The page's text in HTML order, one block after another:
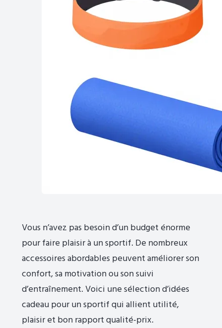
Vous n’avez pas besoin d’un budget énorme
pour faire plaisir à un sportif. De nombreux
accessoires abordables peuvent améliorer son
confort, sa motivation ou son suivi
d’entraînement. Voici une sélection d’idées
cadeau pour un sportif qui allient utilité,
plaisir et bon rapport qualité-prix.